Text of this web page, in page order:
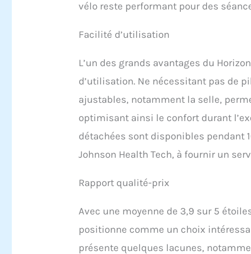
vélo reste performant pour des
Facilité d’utilisation
L’un des grands avantages du
d’utilisation. Ne nécessitant pas de
ajustables, notamment la selle,
optimisant ainsi le confort durant
détachées sont disponibles pendant
Johnson Health Tech, à fournir un
Rapport qualité-prix
Avec une moyenne de 3,9 sur 5
positionne comme un choix
présente quelques lacunes,